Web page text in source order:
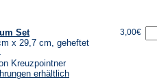
Set
x 29,7 cm, geheftet
Kreuzpointner
erhältlich
3,00€